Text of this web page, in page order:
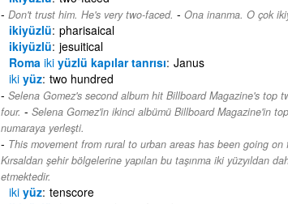
Don't trust him. He's very two-faced. - Ona inanma. O çok
ikiyüzlü pharisaical
ikiyüzlü jesuitical
Roma ikiyüzlü kapılar tanrısı Janus
ikiyüz two hundred
Selena Gomez's second album hit Billboard Magazine's top
four. - Selena Gomez'in ikinci albümü Billboard Magazine'in
numaraya yerleşti.
This movement from rural to urban areas has been going on
Kırsaldan şehir bölgelerine yapılan bu taşınma iki yüzyıldan
etmektedir.
ikiyüz tenscore